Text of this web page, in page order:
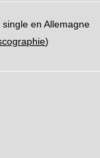
en Allemagne
)